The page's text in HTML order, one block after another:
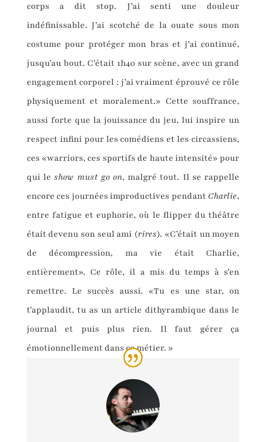
corps a dit stop. J’ai senti une douleur
indéfinissable. J’ai scotché de la ouate sous mon
costume pour protéger mon bras et j’ai continué,
jusqu’au bout. C’était 1h40 sur scène, avec un grand
engagement corporel : j’ai vraiment éprouvé ce rôle
physiquement et moralement.» Cette souffrance,
aussi forte que la jouissance du jeu, lui inspire un
respect infini pour les comédiens et les circassiens,
ces «warriors, ces sportifs de haute intensité» pour
qui leshow must go on, malgré tout. Il se rappelle
encore ces journées improductives pendant Charlie,
entre fatigue et euphorie, où le flipper du théâtre
était devenu son seul ami (rires). «C’était un moyen
de décompression, ma vie était Charlie,
entièrement». Ce rôle, il a mis du temps à s’en
remettre. Le succès aussi. «Tu es une star, on
t’applaudit, tu as un article dithyrambique dans le
journal et puis plus rien. Il faut gérer ça
émotionnellement dans ce métier. »